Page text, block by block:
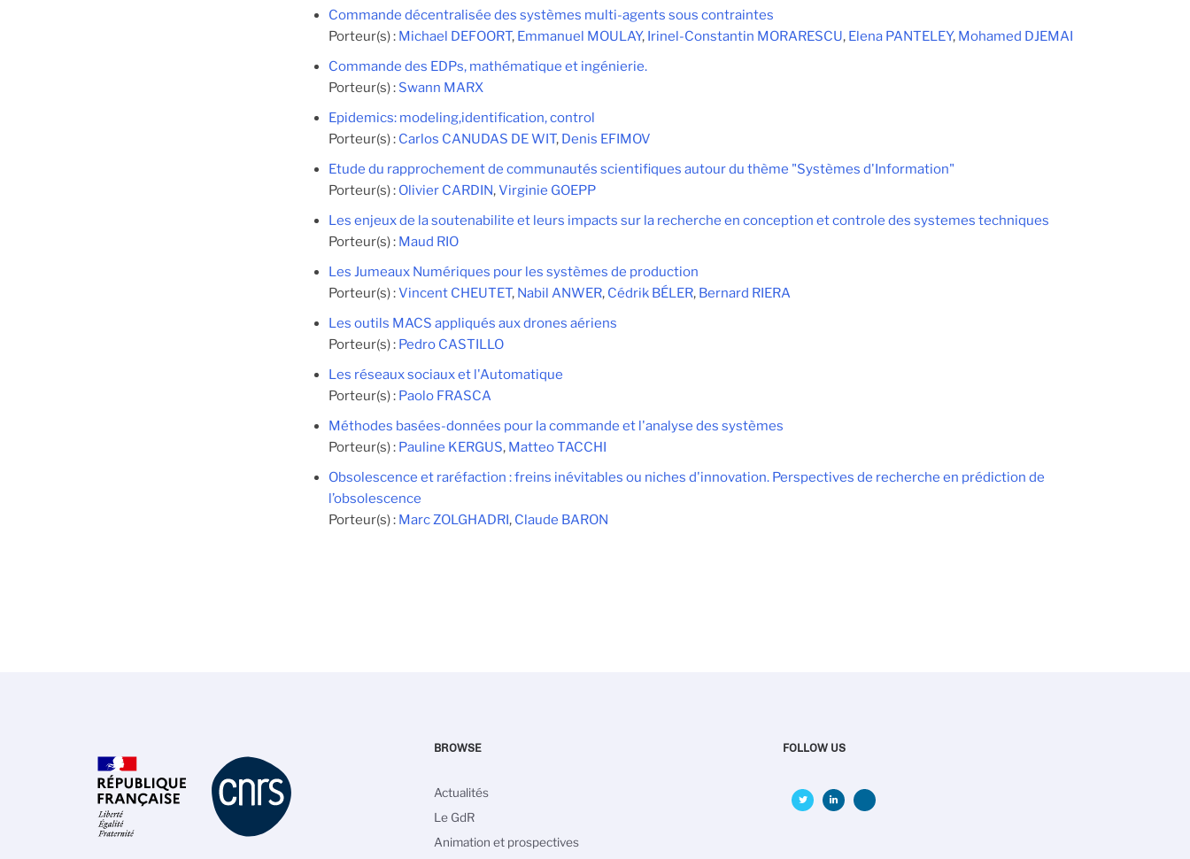
Commande décentralisée des systèmes multi-agents sous contraintes
Porteur(s) : Michael DEFOORT, Emmanuel MOULAY, Irinel-Constantin MORARESCU, Elena PANTELEY, Mohamed DJEMAI
Commande des EDPs, mathématique et ingénierie.
Porteur(s) : Swann MARX
Epidemics: modeling,identification, control
Porteur(s) : Carlos CANUDAS DE WIT, Denis EFIMOV
Etude du rapprochement de communautés scientifiques autour du thème "Systèmes d'Information"
Porteur(s) : Olivier CARDIN,Virginie GOEPP
Les enjeux de la soutenabilite et leurs impacts sur la recherche en conception et controle des systemes techniques
Porteur(s) : Maud RIO
Les Jumeaux Numériques pour les systèmes de production
Porteur(s) :Vincent CHEUTET, Nabil ANWER, Cédrik BÉLER, Bernard RIERA
Les outils MACS appliqués aux drones aériens
Porteur(s) : Pedro CASTILLO
Les réseaux sociaux et l'Automatique
Porteur(s) : Paolo FRASCA
Méthodes basées-données pour la commande et l'analyse des systèmes
Porteur(s) : Pauline KERGUS, Matteo TACCHI
Obsolescence et raréfaction : freins inévitables ou niches d'innovation. Perspectives de recherche en prédiction de
l’obsolescence
Porteur(s) : Marc ZOLGHADRI, Claude BARON
BROWSE
Main
navigation
Actualités
Le GdR
Animation et prospectives
FOLLOW US